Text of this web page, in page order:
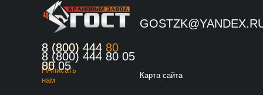
НАписать
нам
8 (800) 444 80
05
8 (800) 444 80 05
8 (800) 444
80 05
Карта сайта